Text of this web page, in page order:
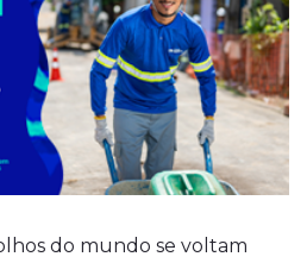
do mundo se voltam